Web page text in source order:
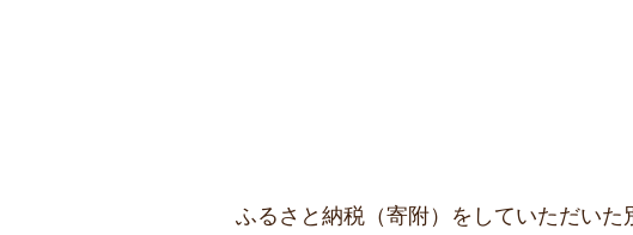
ふるさと納税（寄附）をしていただいた